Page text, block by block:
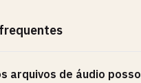
arquivos de áudio posso